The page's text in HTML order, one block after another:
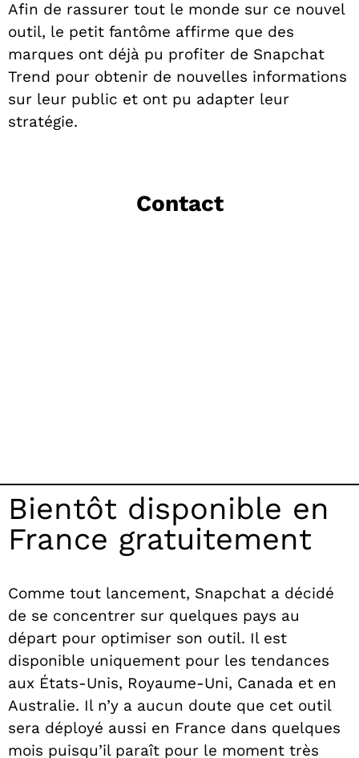
Afin de rassurer tout le monde sur ce nouvel
outil, le petit fantôme affirme que des
marques ont déjà pu profiter de Snapchat
Trend pour obtenir de nouvelles informations
sur leur public et ont pu adapter leur
stratégie.
Contact
Bientôt disponible en
France gratuitement
Comme tout lancement, Snapchat a décidé
de se concentrer sur quelques pays au
départ pour optimiser son outil. Il est
disponible uniquement pour les tendances
aux États-Unis, Royaume-Uni, Canada et en
Australie. Il n’y a aucun doute que cet outil
sera déployé aussi en France dans quelques
mois puisqu’il paraît pour le moment très